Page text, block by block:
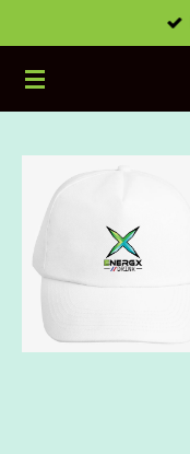
contenu
principal